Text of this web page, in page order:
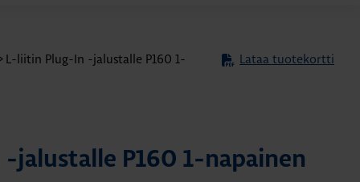
> L-liitin Plug-In -jalustalle P160 1-
Lataa tuotekortti
jalustalle P160 1-napainen